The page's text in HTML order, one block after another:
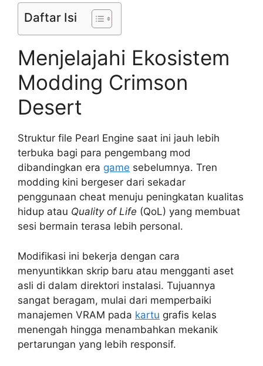
Daftar Isi
Menjelajahi Ekosistem
Modding Crimson
Desert
Struktur file Pearl Engine saat ini jauh lebih
terbuka bagi para pengembang mod
dibandingkan era game sebelumnya. Tren
modding kini bergeser dari sekadar
penggunaan cheat menuju peningkatan kualitas
hidup atau Quality of Life (QoL) yang membuat
sesi bermain terasa lebih personal.
Modifikasi ini bekerja dengan cara
menyuntikkan skrip baru atau mengganti aset
asli di dalam direktori instalasi. Tujuannya
sangat beragam, mulai dari memperbaiki
manajemen VRAM pada kartu grafis kelas
menengah hingga menambahkan mekanik
pertarungan yang lebih responsif.